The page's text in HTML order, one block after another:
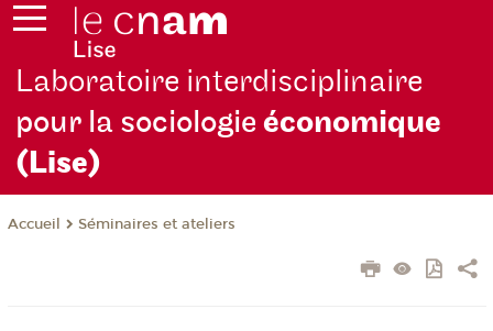
Laboratoire interdisciplinaire
pour la sociologieéconomique
(Lise)
Accueil Séminaires et ateliers